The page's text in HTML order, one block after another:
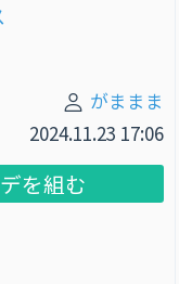
がままま
2024.11.23 17:06
を組む